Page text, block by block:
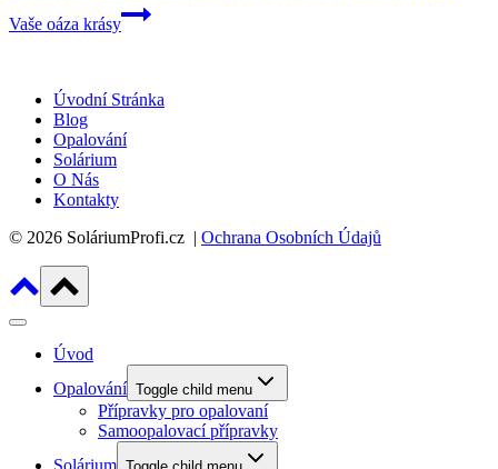
Vaše oáza krásy
Úvodní Stránka
Blog
Opalování
Solárium
O Nás
Kontakty
© 2026 SoláriumProfi.cz | Ochrana Osobních Údajů
Úvod
Opalování Toggle child menu
Přípravky pro opalovaní
Samoopalovací přípravky